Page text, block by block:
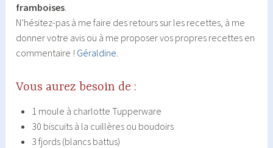
framboises
N’hésitez-pas à me faire des retours sur les recettes, à me
donner votre avis ou à me proposer vos propres recettes en
commentaire ! Géraldine
Vous aurez besoin de :
1 moule à charlotte Tupperware
30 biscuits à la cuillères ou boudoirs
3 fjords (blancs battus)